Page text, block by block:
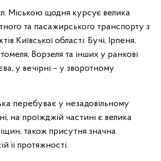
Міською щодня курсує велика
та пасажирського транспорту з
Київської області: Бучі, Ірпеня,
Ворзеля та інших у ранкові
у вечірні – у зворотному
перебуває у незадовільному
на проїжджій частині є велика
також присутня значна
її протяжності.